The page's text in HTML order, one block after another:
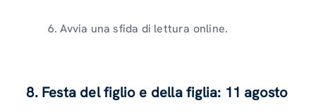
Avvia una sfida di lettura online.
8. Festa del figlio e della figlia: 11 agosto